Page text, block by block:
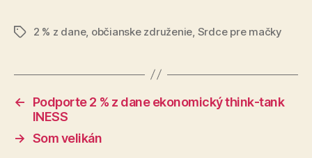
Značky2 % z dane, občianske združenie Srdce pre mačky
←
Podporte 2 % z dane ekonomický think-tank
INESS
→ Som velikán